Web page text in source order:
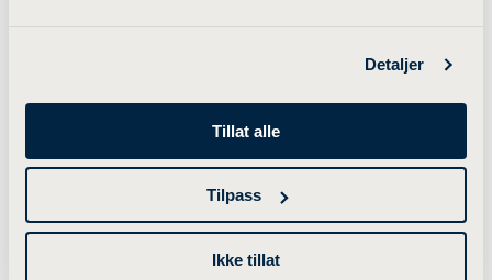
Detaljer
Tillat alle
Tilpass
Ikke tillat